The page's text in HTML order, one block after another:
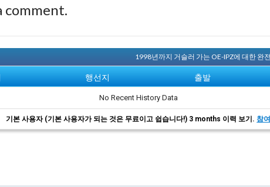
comment.
1998년까지 거슬러 가는 OE-IPZ에 대한 완
행선지 출발
No Recent History Data
기본 사용자 (기본 사용자가 되는 것은 무료이고 쉽습니다!) 3 months 이력 보기.참